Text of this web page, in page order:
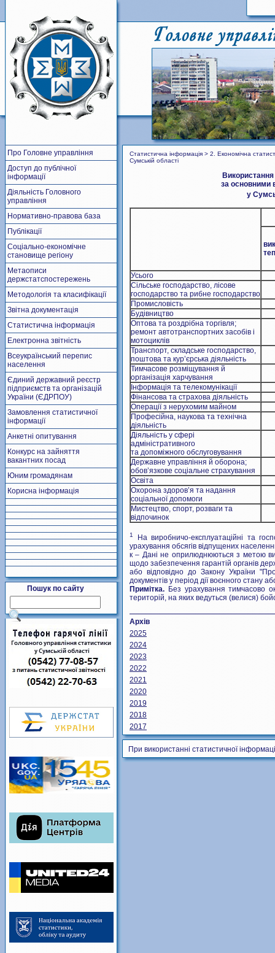
Про Головне управління
Доступ до публічної
інформації
Діяльність Головного
управління
Нормативно-правова база
Публікації
Соціально-економічне
становище регіону
Метаописи
держстатспостережень
Методологія та класифікації
Звітна документація
Статистична інформація
Електронна звітність
Всеукраїнський перепис
населення
Єдиний державний реєстр
підприємств та організацій
України (ЄДРПОУ)
Замовлення статистичної
інформації
Анкетні опитування
Конкурс на зайняття
вакантних посад
Юним громадянам
Корисна інформація
Пошук по сайту
Статистична інформація > 2. Економічна
Сумській області
Використання
за основними
у
Усього
Сільське господарство, лісове
господарство та рибне господарство
Промисловість
Будівництво
Оптова та роздрібна торгівля;
ремонт автотранспортних засобів і
мотоциклів
Транспорт, складське господарство,
поштова та кур’єрська діяльність
Тимчасове розміщування й
організація харчування
Інформація та телекомунікації
Фінансова та страхова діяльність
Операції з нерухомим майном
Професійна, наукова та технічна
діяльність
Діяльність у сфері
адміністративного
та допоміжного обслуговування
Державне управління й оборона;
обов’язкове соціальне страхування
Освіта
Охорона здоров’я та надання
соціальної допомоги
Мистецтво, спорт, розваги та
відпочинок
1
На виробничо-експлуатаційні та
урахування обсягів відпущених
к – Дані не оприлюднюються з метою
щодо забезпечення гарантій органів
або відповідно до Закону України
документів у період дії воєнного стану
Примітка. Без урахування тимчасово
територій, на яких ведуться (велися)
Архів
2025
2024
2023
2022
2021
2020
2019
2018
2017
При використанні статистичної